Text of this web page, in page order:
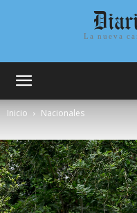
La nueva
Inicio Nacionales